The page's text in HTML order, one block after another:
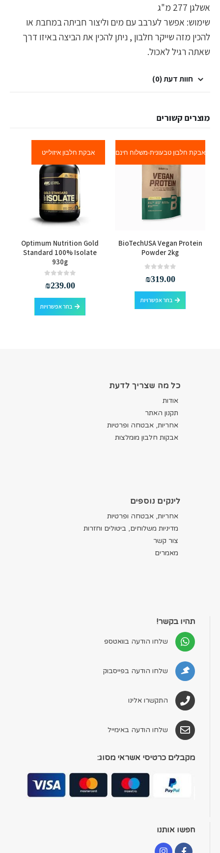
אשלגן 277 מ"ג
שימוש: אפשר לערבב עם מים וליצור חביתה במחבת או
להכין מזה שייקר חלבון , ניתן להכין את הביצה באיזו דרך
שאתה רגיל לאכול.
חוות דעת (0)
מוצרים קשורים
אבקת חלבון טבעונית-משלוח חינם
BioTechUSA Vegan Protein
Powder 2kg
₪319.00
בחר אפשרויות
למוצר זה יש מספר סוגים. ניתן לבחור את האפשרויות בעמוד המוצר
אבקת חלבון איזולייט
Optimum Nutrition Gold
Standard 100% Isolate
930g
₪239.00
בחר אפשרויות
למוצר זה יש מספר סוגים. ניתן לבחור את האפשרויות בעמוד המוצר
כל מה שצריך לדעת
אודות
תקנון האתר
אחריות, אבטחה ופרטיות
אבקות חלבון מומלצות
לינקים נוספים
אחריות, אבטחה ופרטיות
מדיניות משלוחים, ביטולים וחזרות
צור קשר
מאמרים
תהיו בקשר!
שלחו הודעה בוואטספ
שלחו הודעה בפייסבוק
התקשרו אלינו
שלחו הודעה באימייל
מקבלים כרטיסי אשראי מסוג:
חפשו אותנו